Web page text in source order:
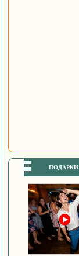
ПОДАРКИ